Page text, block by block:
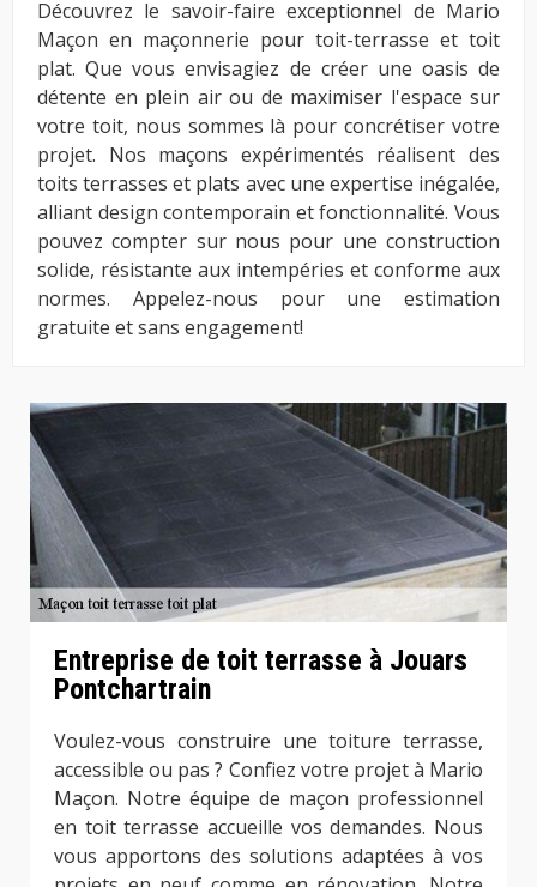
Découvrez le savoir-faire exceptionnel de Mario
Maçon en maçonnerie pour toit-terrasse et toit
plat. Que vous envisagiez de créer une oasis de
détente en plein air ou de maximiser l'espace sur
votre toit, nous sommes là pour concrétiser votre
projet. Nos maçons expérimentés réalisent des
toits terrasses et plats avec une expertise inégalée,
alliant design contemporain et fonctionnalité. Vous
pouvez compter sur nous pour une construction
solide, résistante aux intempéries et conforme aux
normes. Appelez-nous pour une estimation
gratuite et sans engagement!
Entreprise de toit terrasse à Jouars
Pontchartrain
Voulez-vous construire une toiture terrasse,
accessible ou pas ? Confiez votre projet à Mario
Maçon. Notre équipe de maçon professionnel
en toit terrasse accueille vos demandes. Nous
vous apportons des solutions adaptées à vos